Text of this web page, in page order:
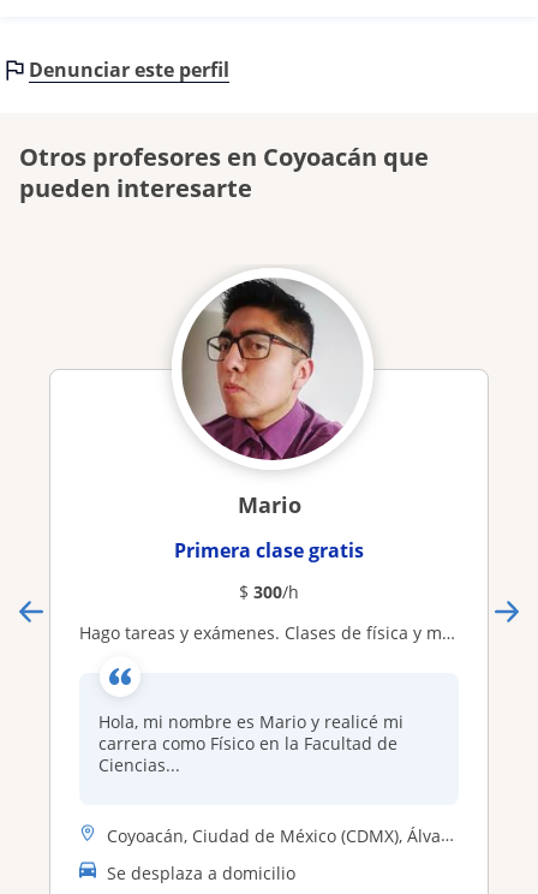
Denunciar este perfil
Otros profesores en Coyoacán que
pueden interesarte
Mario
Primera clase gratis
$ 300/h
Hago tareas y exámenes. Clases de física y matemáticas todos los niveles/edades. Estudiante de posgrado en astrofísica UNAM. Ciudad de México y Oaxaca
Hola, mi nombre es Mario y realicé mi
carrera como Físico en la Facultad de
Ciencias...
Coyoacán, Ciudad de México (CDMX), Álvaro Obregón, Benito Juárez, Izta...
Se desplaza a domicilio